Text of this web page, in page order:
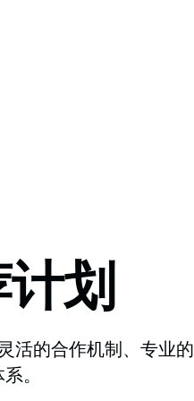
划
活的合作机制、专业的
。